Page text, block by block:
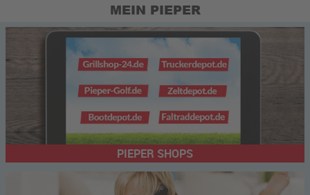
MEIN PIEPER
PIEPER SHOPS